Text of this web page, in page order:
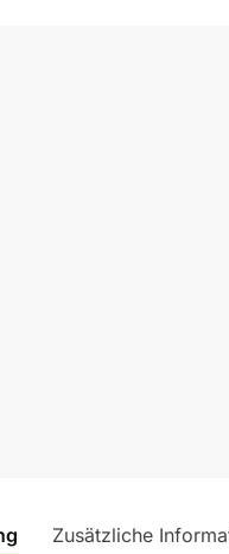
Zusätzliche